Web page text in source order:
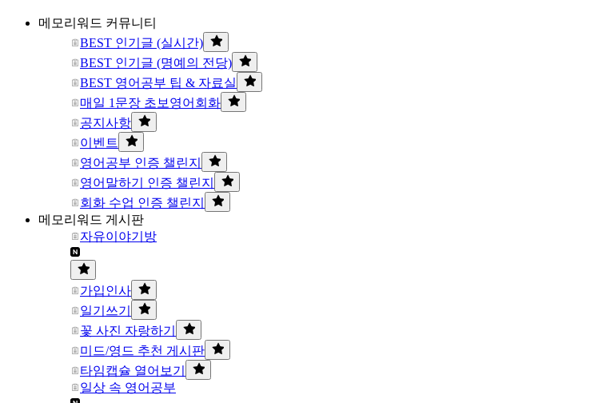
메모리워드 커뮤니티
BEST 인기글 (실시간)
BEST 인기글 (명예의 전당)
BEST 영어공부 팁 & 자료실
매일 1문장 초보영어회화
공지사항
이벤트
영어공부 인증 챌린지
영어말하기 인증 챌린지
회화 수업 인증 챌린지
메모리워드 게시판
자유이야기방
가입인사
일기쓰기
꽃 사진 자랑하기
미드/영드 추천 게시판
타임캡슐 열어보기
일상 속 영어공부